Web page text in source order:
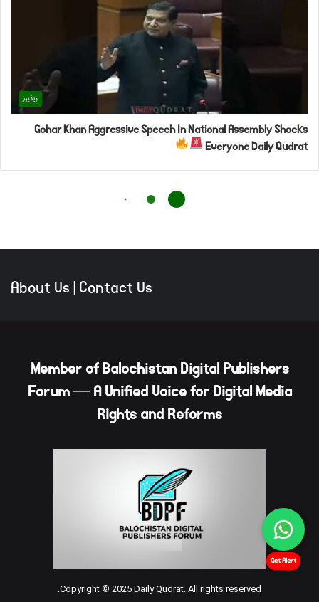
About Us|Contact Us
Member of Balochistan Digital Publishers
Forum — A Unified Voice for Digital Media
Rights and Reforms
Copyright © 2025 Daily Qudrat. All rights reserved.
Get Alert